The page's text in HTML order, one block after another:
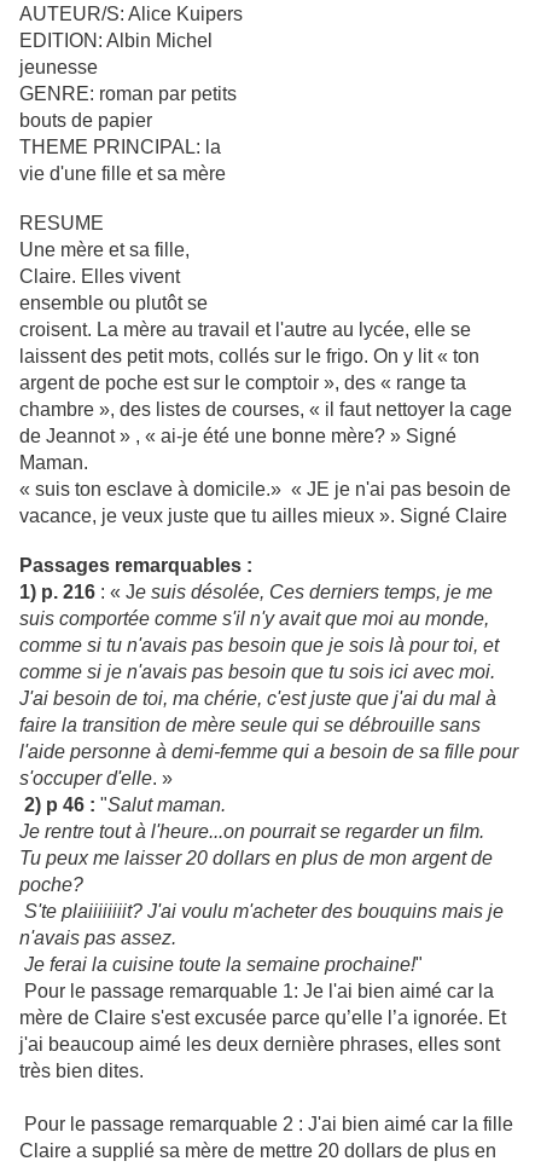
AUTEUR/S: Alice Kuipers
EDITION: Albin Michel
jeunesse
GENRE: roman par petits
bouts de papier
THEME PRINCIPAL: la
vie d'une fille et sa mère
RESUME
Une mère et sa fille,
Claire. Elles vivent
ensemble ou plutôt se
croisent. La mère au travail et l'autre au lycée, elle se
laissent des petit mots, collés sur le frigo. On y lit « ton
argent de poche est sur le comptoir », des « range ta
chambre », des listes de courses, « il faut nettoyer la cage
de Jeannot » , « ai-je été une bonne mère? » Signé
Maman.
« suis ton esclave à domicile.» « JE je n'ai pas besoin de
vacance, je veux juste que tu ailles mieux ». Signé Claire
Passages remarquables :
1) p. 216 : « Je suis désolée, Ces derniers temps, je me
suis comportée comme s'il n'y avait que moi au monde,
comme si tu n'avais pas besoin que je sois là pour toi, et
comme si je n'avais pas besoin que tu sois ici avec moi.
J'ai besoin de toi, ma chérie, c'est juste que j'ai du mal à
faire la transition de mère seule qui se débrouille sans
l'aide personne à demi-femme qui a besoin de sa fille pour
s'occuper d'elle. »
2) p 46 : "Salut maman.
Je rentre tout à l'heure...on pourrait se regarder un film.
Tu peux me laisser 20 dollars en plus de mon argent de
poche?
S'te plaiiiiiiiit? J'ai voulu m'acheter des bouquins mais je
n'avais pas assez.
Je ferai la cuisine toute la semaine prochaine!"
Pour le passage remarquable 1: Je l'ai bien aimé car la
mère de Claire s'est excusée parce qu’elle l’a ignorée. Et
j'ai beaucoup aimé les deux dernière phrases, elles sont
très bien dites.
Pour le passage remarquable 2 : J'ai bien aimé car la fille
Claire a supplié sa mère de mettre 20 dollars de plus en